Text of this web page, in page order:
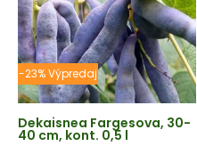
-23% Výpredaj
Dekaisnea Fargesova, 30-
40 cm, kont. 0,5 l